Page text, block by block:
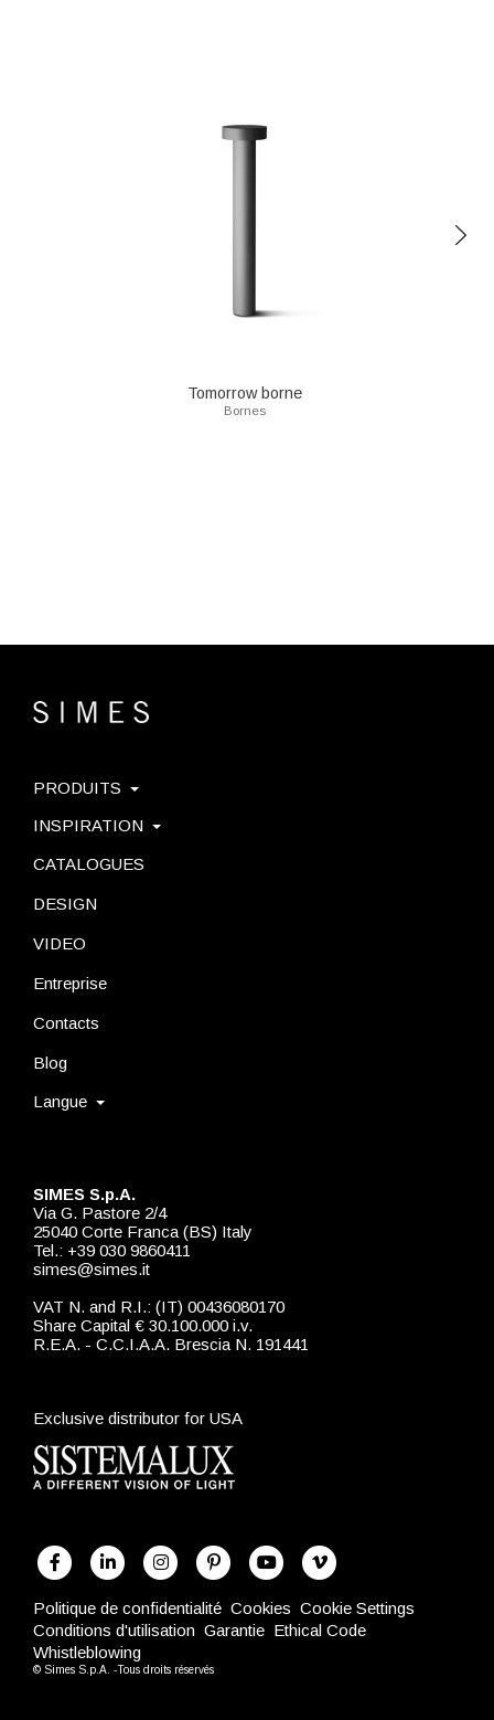
Tomorrow borne
Bornes
SIMES S.p.A.
Via G. Pastore 2/4
25040 Corte Franca (BS) Italy
Tel.: +39 030 9860411
simes@simes.it
VAT N. and R.I.: (IT) 00436080170
Share Capital € 30.100.000 i.v.
R.E.A. - C.C.I.A.A. Brescia N. 191441
Exclusive distributor for USA
PRODUITS
INSPIRATION
CATALOGUES
DESIGN
VIDEO
Entreprise
Contacts
Blog
Langue
Politique de confidentialité Cookies Cookie Settings
Conditions d'utilisation Garantie Ethical Code
Whistleblowing
© Simes S.p.A. -Tous droits réservés